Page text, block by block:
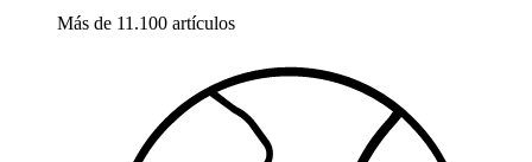
Más de 11.100 artículos